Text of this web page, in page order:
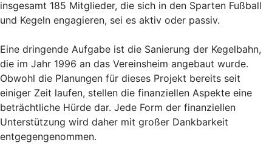
insgesamt 185 Mitglieder, die sich in den Sparten Fußball
und Kegeln engagieren, sei es aktiv oder passiv.
Eine dringende Aufgabe ist die Sanierung der Kegelbahn,
die im Jahr 1996 an das Vereinsheim angebaut wurde.
Obwohl die Planungen für dieses Projekt bereits seit
einiger Zeit laufen, stellen die finanziellen Aspekte eine
beträchtliche Hürde dar. Jede Form der finanziellen
Unterstützung wird daher mit großer Dankbarkeit
entgegengenommen.